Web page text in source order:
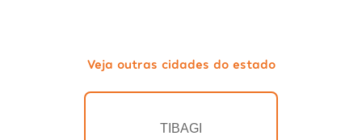
Veja outras cidades do estado
TIBAGI